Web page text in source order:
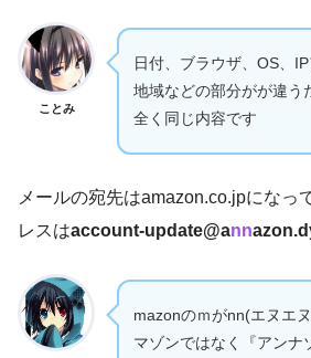
ことみ
日付、ブラウザ、OS、
地域などの部分がが違う
全く同じ内容です
メールの宛先はamazon.co.jpになっ
レスはaccount-update@ann
mazonのｍがnn(エヌエ
マゾンではなく『アンナ